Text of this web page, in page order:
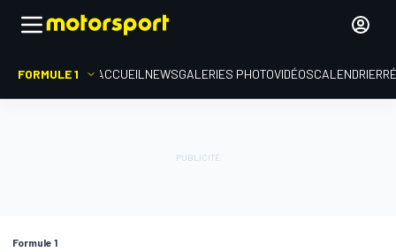
FORMULE 1 ACCUEIL NEWSGALERIES PHOTOVIDÉOSCALENDRIER
Formule 1